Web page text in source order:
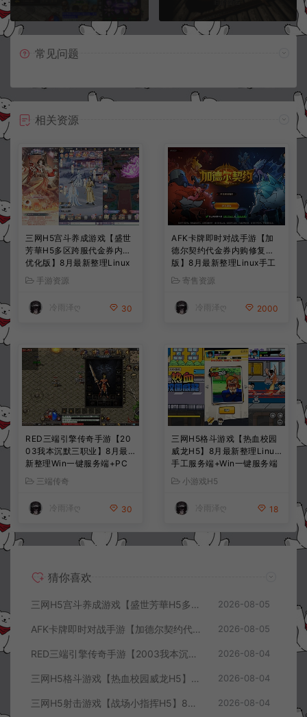
常见问题
相关资源
三网H5宫斗养成游戏【盛世
芳華H5多区跨服代金券内购
优化版】8月最新整理Linux
手工服务端+CDK授权后台
+全资源安卓+详细搭建教程
+视频教程
手游资源
冷雨泽ღ 30
AFK卡牌即时对战手游【加
德尔契约代金券内购修复
版】8月最新整理Linux手工
服务端+前后端全套源码+CD
K授权后台+安卓苹果双端
+详细搭建教程+视频教程
寄售资源
冷雨泽ღ 2000
RED三端引擎传奇手游【20
03我本沉默三职业】8月最
新整理Win一键服务端+PC
安卓+详细搭建教程
三端传奇
冷雨泽ღ 30
三网H5格斗游戏【热血校园
威龙H5】8月最新整理Linux
手工服务端+Win一键服务端
+解压即玩+简易安卓客户端
+详细搭建教程
小游戏H5
冷雨泽ღ 18
猜你喜欢
三网H5宫斗养成游戏【盛世芳華H5多区跨服代金券内购优化版】8月最新整理Linux手工服务端+CDK授权后台+全资源安卓+详细搭建教程+视频教程 2026-08-05
AFK卡牌即时对战手游【加德尔契约代金券内购修复版】8月最新整理Linux手工服务端+前后端全套源码+CDK授权后台+安卓苹果双端+详细搭建教程+视频教程 2026-08-05
RED三端引擎传奇手游【2003我本沉默三职业】8月最新整理Win一键服务端+PC安卓+详细搭建教程 2026-08-04
三网H5格斗游戏【热血校园威龙H5】8月最新整理Linux手工服务端+Win一键服务端+解压即玩+简易安卓客户端+详细搭建教程 2026-08-04
三网H5射击游戏【战场小指挥H5】8月最新整理Linux手工服务端+Win一键服务端+解压即玩+简易安卓客户端+详细搭建教程 2026-08-04